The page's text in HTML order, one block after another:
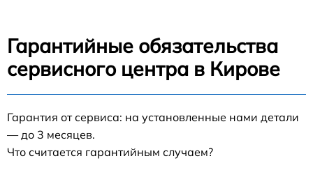
Гарантийные обязательства
сервисного центра в Кирове
Гарантия от сервиса: на установленные нами детали
— до 3 месяцев.
Что считается гарантийным случаем?